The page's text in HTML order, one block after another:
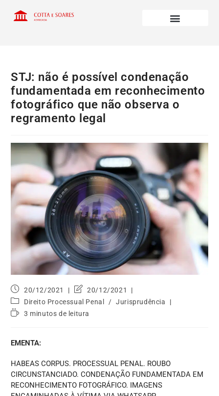
STJ: não é possível condenação
fundamentada em reconhecimento
fotográfico que não observa o
regramento legal
20/12/2021
20/12/2021
Direito Processual Penal
/ Jurisprudência
3 minutos de leitura
EMENTA:
HABEAS CORPUS. PROCESSUAL PENAL. ROUBO
CIRCUNSTANCIADO. CONDENAÇÃO FUNDAMENTADA EM
RECONHECIMENTO FOTOGRÁFICO. IMAGENS